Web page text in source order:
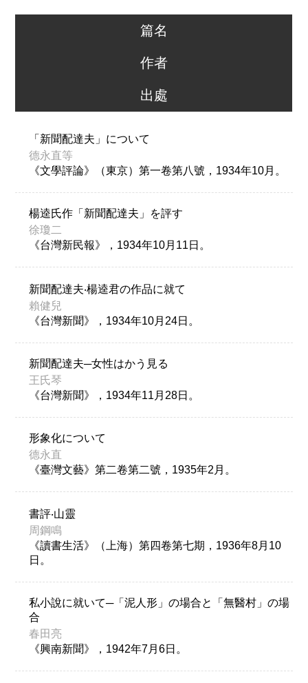
篇名
作者
出處
「新聞配達夫」について
德永直等
《文學評論》（東京）第一卷第八號，1934年10月。
楊逵氏作「新聞配達夫」を評す
徐瓊二
《台灣新民報》，1934年10月11日。
新聞配達夫‧楊逵君の作品に就て
賴健兒
《台灣新聞》，1934年10月24日。
新聞配達夫─女性はかう見る
王氏琴
《台灣新聞》，1934年11月28日。
形象化について
德永直
《臺灣文藝》第二卷第二號，1935年2月。
書評‧山靈
周鋼鳴
《讀書生活》（上海）第四卷第七期，1936年8月10
日。
私小說に就いて─「泥人形」の場合と「無醫村」の場
合
春田亮
《興南新聞》，1942年7月6日。